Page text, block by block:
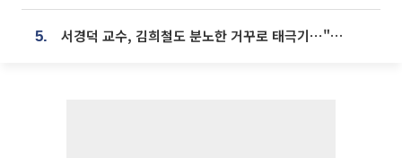
5. 서경덕 교수, 김희철도 분노한 거꾸로 태극기⋯"엉터리는 아냐, 아쉬울 뿐"